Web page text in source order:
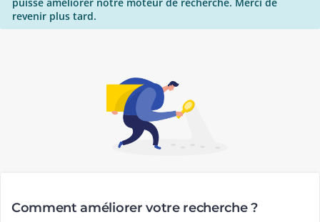
revenir plus tard.
Comment améliorer votre recherche ?